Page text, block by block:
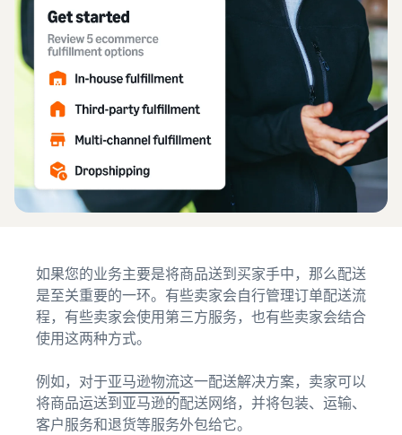
观
视
新卖
家指
南简
介
在前 90
家指南
的卖家
斩获的
首年销
售额大
他卖家
平均年
销售额
估算
收入
和配
送成
本
送方式
计算商
用、成
获取商品评论
通过 Amazon Vine 获得高质
量的评论
解锁品牌分析
通过品牌分析获取可操作的
绩效数据
创建品牌旗舰店
创建专门店铺以展示您的品
验证商品
通过 Transparency 服务确
保买家收到正品
卖家自配送 (FBM)
进行更快、更便宜、更准确
的配送
推广
销售 B2B
与企业买家建立联系
向全球亚马逊买家销售商品
查找应用和服务提供
商
如何在线销售
简要了解电子商务业务的经
什么是直运？
如何销售新商品
如何在网上开店
获得创建电子商务店铺的技
登
录
始
销
售
如果您的业务主要是将商品送到买家手中，那么配送
是至关重要的一环。有些卖家会自行管理订单配送流
程，有些卖家会使用第三方服务，也有些卖家会结合
使用这两种方式。
例如，对于亚马逊物流这一配送解决方案，卖家可以
将商品运送到亚马逊的配送网络，并将包装、运输、
客户服务和退货等服务外包给它。